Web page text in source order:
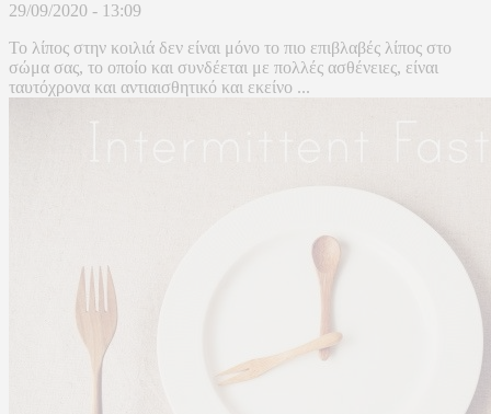
29/09/2020 - 13:09
Το λίπος στην κοιλιά δεν είναι μόνο το πιο επιβλαβές λίπος στο
σώμα σας, το οποίο και συνδέεται με πολλές ασθένειες, είναι
ταυτόχρονα και αντιαισθητικό και εκείνο ...